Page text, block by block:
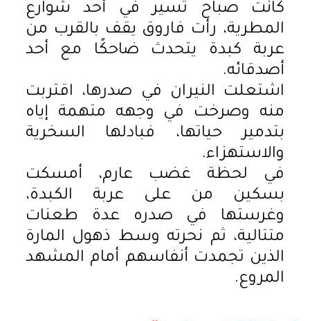
كانت صباح تسير في أحد شوارع
المطرية، رأت فاروق يقف بالقرب من
عربة كبدة يتحدث ضاحكًا مع أحد
أصدقائه.
اشتعلت النيران في صدرها، اقتربت
منه وصرخت في وجهه متهمة إياه
بتدمير حياتها، فبادلها السخرية
والاستهزاء.
في لحظة غضب عارم، أمسكت
بسكين من على عربة الكبدة،
وغرستها في صدره عدة طعنات
متتالية، ثم نحرته وسط ذهول المارة
الذين تجمدت أنفاسهم أمام المشهد
المروع.